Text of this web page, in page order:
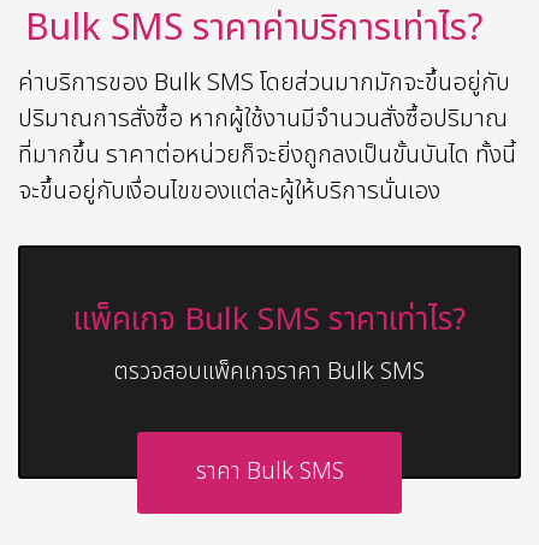
Bulk SMS ราคาค่าบริการเท่าไร?
ค่าบริการของ Bulk SMS โดยส่วนมากมักจะขึ้นอยู่กับ
ปริมาณการสั่งซื้อ หากผู้ใช้งานมีจำนวนสั่งซื้อปริมาณ
ที่มากขึ้น ราคาต่อหน่วยก็จะยิ่งถูกลงเป็นขั้นบันได ทั้งนี้
จะขึ้นอยู่กับเงื่อนไขของแต่ละผู้ให้บริการนั่นเอง
แพ็คเกจ Bulk SMS ราคาเท่าไร?
ตรวจสอบแพ็คเกจราคา Bulk SMS
ราคา Bulk SMS